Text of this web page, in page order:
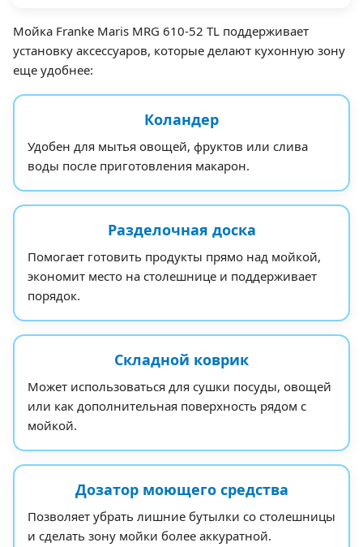
Мойка Franke Maris MRG 610-52 TL поддерживает
установку аксессуаров, которые делают кухонную зону
еще удобнее:
Коландер
Удобен для мытья овощей, фруктов или слива
воды после приготовления макарон.
Разделочная доска
Помогает готовить продукты прямо над мойкой,
экономит место на столешнице и поддерживает
порядок.
Складной коврик
Может использоваться для сушки посуды, овощей
или как дополнительная поверхность рядом с
мойкой.
Дозатор моющего средства
Позволяет убрать лишние бутылки со столешницы
и сделать зону мойки более аккуратной.